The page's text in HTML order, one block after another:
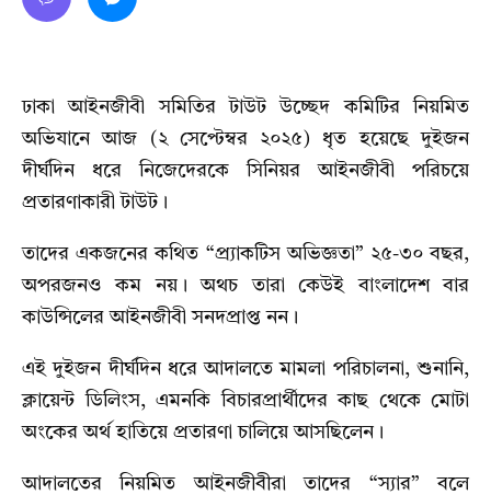
ঢাকা আইনজীবী সমিতির টাউট উচ্ছেদ কমিটির নিয়মিত
অভিযানে আজ (২ সেপ্টেম্বর ২০২৫) ধৃত হয়েছে দুইজন
দীর্ঘদিন ধরে নিজেদেরকে সিনিয়র আইনজীবী পরিচয়ে
প্রতারণাকারী টাউট।
তাদের একজনের কথিত “প্র্যাকটিস অভিজ্ঞতা” ২৫-৩০ বছর,
অপরজনও কম নয়। অথচ তারা কেউই বাংলাদেশ বার
কাউন্সিলের আইনজীবী সনদপ্রাপ্ত নন।
এই দুইজন দীর্ঘদিন ধরে আদালতে মামলা পরিচালনা, শুনানি,
ক্লায়েন্ট ডিলিংস, এমনকি বিচারপ্রার্থীদের কাছ থেকে মোটা
অংকের অর্থ হাতিয়ে প্রতারণা চালিয়ে আসছিলেন।
আদালতের নিয়মিত আইনজীবীরা তাদের “স্যার” বলে